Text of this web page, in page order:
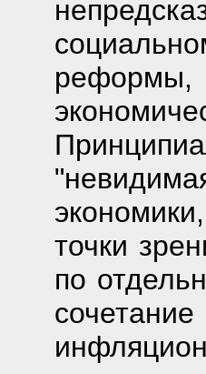
реформы,
точки
по